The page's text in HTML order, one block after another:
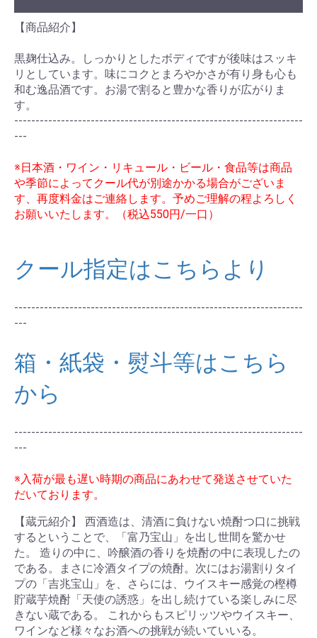
お買い物を続ける カートへ進む
【商品紹介】
黒麹仕込み。しっかりとしたボディですが後味はスッキ
リとしています。味にコクとまろやかさが有り身も心も
和む逸品酒です。お湯で割ると豊かな香りが広がりま
す。
--------------------------------------------------------------------
---
※日本酒・ワイン・リキュール・ビール・食品等は商品
や季節によってクール代が別途かかる場合がございま
す、再度料金はご連絡します。予めご理解の程よろしく
お願いいたします。（税込550円/一口）
クール指定はこちらより
--------------------------------------------------------------------
---
箱・紙袋・熨斗等はこちら
から
--------------------------------------------------------------------
---
※入荷が最も遅い時期の商品にあわせて発送させていた
だいております。
【蔵元紹介】 西酒造は、清酒に負けない焼酎つ口に挑戦
するということで、「富乃宝山」を出し世間を驚かせ
た。 造りの中に、吟醸酒の香りを焼酎の中に表現したの
である。まさに冷酒タイプの焼酎。次にはお湯割りタイ
プの「吉兆宝山」を、さらには、ウイスキー感覚の樫樽
貯蔵芋焼酎「天使の誘惑」を出し続けている楽しみに尽
きない蔵である。 これからもスピリッツやウイスキー、
ワインなど様々なお酒への挑戦が続いていいる。